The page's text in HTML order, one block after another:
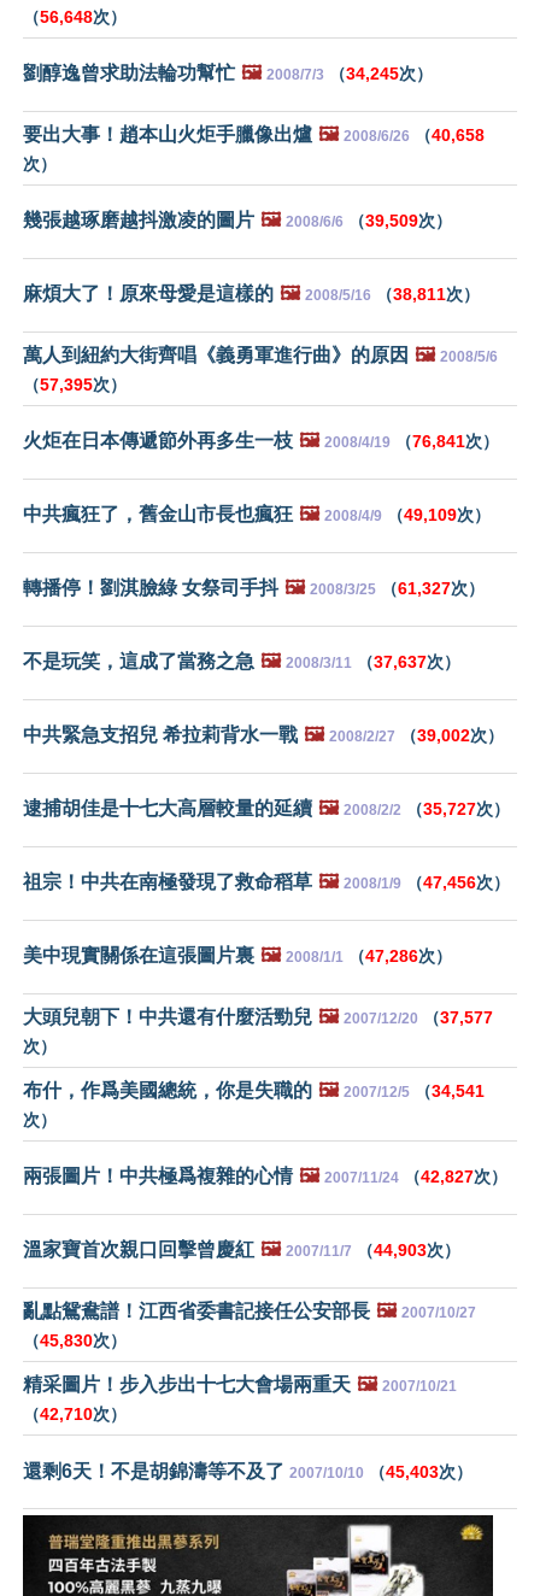
（56,648次）
劉醇逸曾求助法輪功幫忙 🖼️ 2008/7/3 （34,245次）
要出大事！趙本山火炬手臘像出爐 🖼️ 2008/6/26 （40,658
次）
幾張越琢磨越抖激凌的圖片 🖼️ 2008/6/6 （39,509次）
麻煩大了！原來母愛是這樣的 🖼️ 2008/5/16 （38,811次）
萬人到紐約大街齊唱《義勇軍進行曲》的原因 🖼️ 2008/5/6
（57,395次）
火炬在日本傳遞節外再多生一枝 🖼️ 2008/4/19 （76,841次）
中共瘋狂了，舊金山市長也瘋狂 🖼️ 2008/4/9 （49,109次）
轉播停！劉淇臉綠 女祭司手抖 🖼️ 2008/3/25 （61,327次）
不是玩笑，這成了當務之急 🖼️ 2008/3/11 （37,637次）
中共緊急支招兒 希拉莉背水一戰 🖼️ 2008/2/27 （39,002次）
逮捕胡佳是十七大高層較量的延續 🖼️ 2008/2/2 （35,727次）
祖宗！中共在南極發現了救命稻草 🖼️ 2008/1/9 （47,456次）
美中現實關係在這張圖片裏 🖼️ 2008/1/1 （47,286次）
大頭兒朝下！中共還有什麼活勁兒 🖼️ 2007/12/20 （37,577
次）
布什，作爲美國總統，你是失職的 🖼️ 2007/12/5 （34,541
次）
兩張圖片！中共極爲複雜的心情 🖼️ 2007/11/24 （42,827次）
溫家寶首次親口回擊曾慶紅 🖼️ 2007/11/7 （44,903次）
亂點鴛鴦譜！江西省委書記接任公安部長 🖼️ 2007/10/27
（45,830次）
精采圖片！步入步出十七大會場兩重天 🖼️ 2007/10/21
（42,710次）
還剩6天！不是胡錦濤等不及了 2007/10/10 （45,403次）